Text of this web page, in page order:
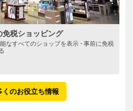
税ショッピング
なすべてのショップを表示 - 事前に免税
くのお役立ち情報